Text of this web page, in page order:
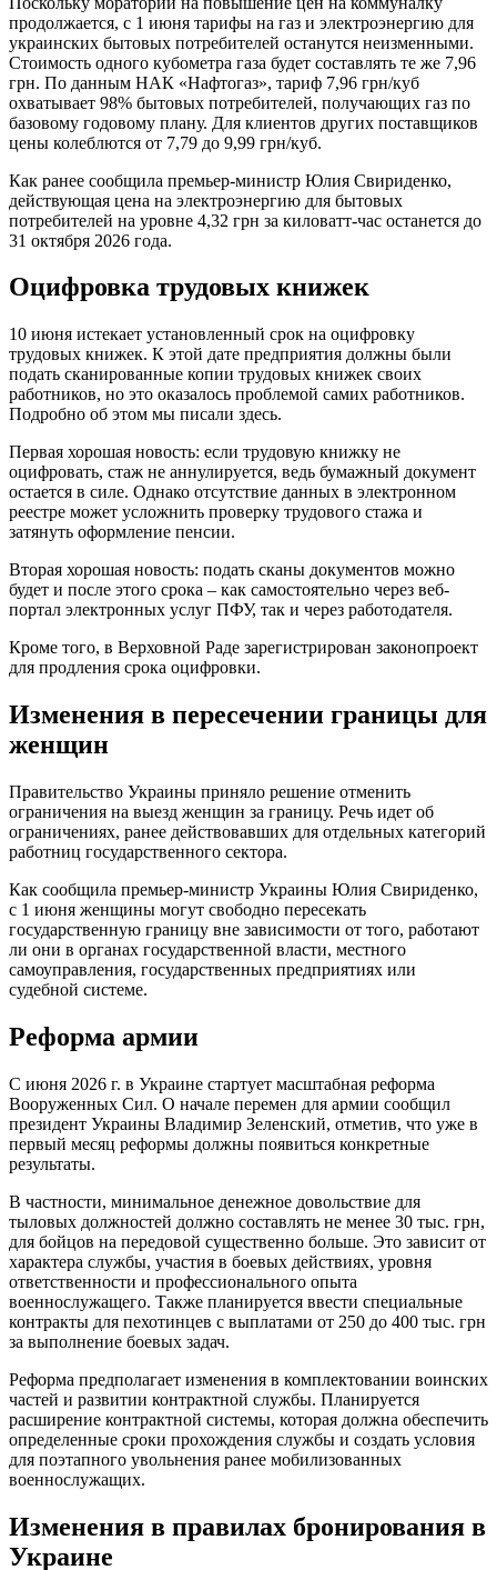
продолжается, с 1 июня тарифы на газ и электроэнергию для
украинских бытовых потребителей останутся неизменными.
Стоимость одного кубометра газа будет составлять те же 7,96
грн. По данным НАК «Нафтогаз», тариф 7,96 грн/куб
охватывает 98% бытовых потребителей, получающих газ по
базовому годовому плану. Для клиентов других поставщиков
цены колеблются от 7,79 до 9,99 грн/куб.
Как ранее сообщила премьер-министр Юлия Свириденко,
действующая цена на электроэнергию для бытовых
потребителей на уровне 4,32 грн за киловатт-час останется до
31 октября 2026 года.
Оцифровка трудовых книжек
10 июня истекает установленный срок на оцифровку
трудовых книжек. К этой дате предприятия должны были
подать сканированные копии трудовых книжек своих
работников, но это оказалось проблемой самих работников.
Подробно об этом мы писали здесь.
Первая хорошая новость: если трудовую книжку не
оцифровать, стаж не аннулируется, ведь бумажный документ
остается в силе. Однако отсутствие данных в электронном
реестре может усложнить проверку трудового стажа и
затянуть оформление пенсии.
Вторая хорошая новость: подать сканы документов можно
будет и после этого срока – как самостоятельно через веб-
портал электронных услуг ПФУ, так и через работодателя.
Кроме того, в Верховной Раде зарегистрирован законопроект
для продления срока оцифровки.
Изменения в пересечении границы для
женщин
Правительство Украины приняло решение отменить
ограничения на выезд женщин за границу. Речь идет об
ограничениях, ранее действовавших для отдельных категорий
работниц государственного сектора.
Как сообщила премьер-министр Украины Юлия Свириденко,
с 1 июня женщины могут свободно пересекать
государственную границу вне зависимости от того, работают
ли они в органах государственной власти, местного
самоуправления, государственных предприятиях или
судебной системе.
Реформа армии
С июня 2026 г. в Украине стартует масштабная реформа
Вооруженных Сил. О начале перемен для армии сообщил
президент Украины Владимир Зеленский, отметив, что уже в
первый месяц реформы должны появиться конкретные
результаты.
В частности, минимальное денежное довольствие для
тыловых должностей должно составлять не менее 30 тыс. грн,
для бойцов на передовой существенно больше. Это зависит от
характера службы, участия в боевых действиях, уровня
ответственности и профессионального опыта
военнослужащего. Также планируется ввести специальные
контракты для пехотинцев с выплатами от 250 до 400 тыс. грн
за выполнение боевых задач.
Реформа предполагает изменения в комплектовании воинских
частей и развитии контрактной службы. Планируется
расширение контрактной системы, которая должна обеспечить
определенные сроки прохождения службы и создать условия
для поэтапного увольнения ранее мобилизованных
военнослужащих.
Изменения в правилах бронирования в
Украине